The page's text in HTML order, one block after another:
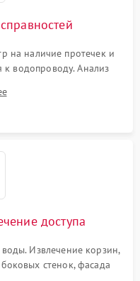
на наличие протечек и
водопроводу. Анализ
вращения
системы защиты
доступа
Извлечение корзин,
стенок, фасада